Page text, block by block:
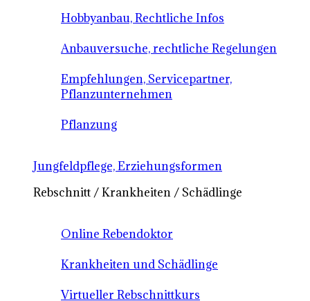
Hobbyanbau, Rechtliche Infos
Anbauversuche, rechtliche Regelungen
Empfehlungen, Servicepartner,
Pflanzunternehmen
Pflanzung
Jungfeldpflege, Erziehungsformen
Rebschnitt / Krankheiten / Schädlinge
Online Rebendoktor
Krankheiten und Schädlinge
Virtueller Rebschnittkurs